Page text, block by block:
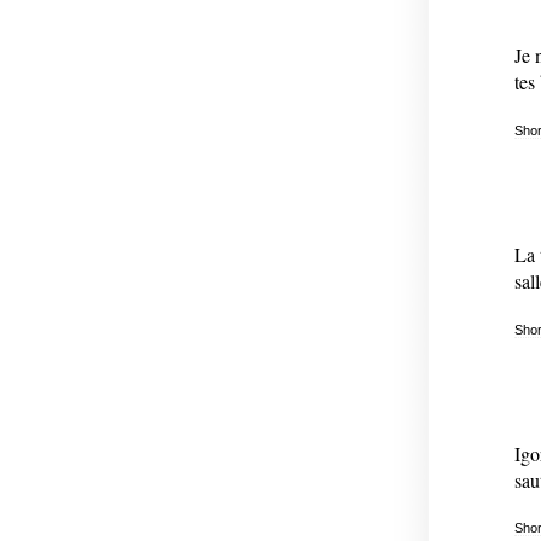
Je
tes
La